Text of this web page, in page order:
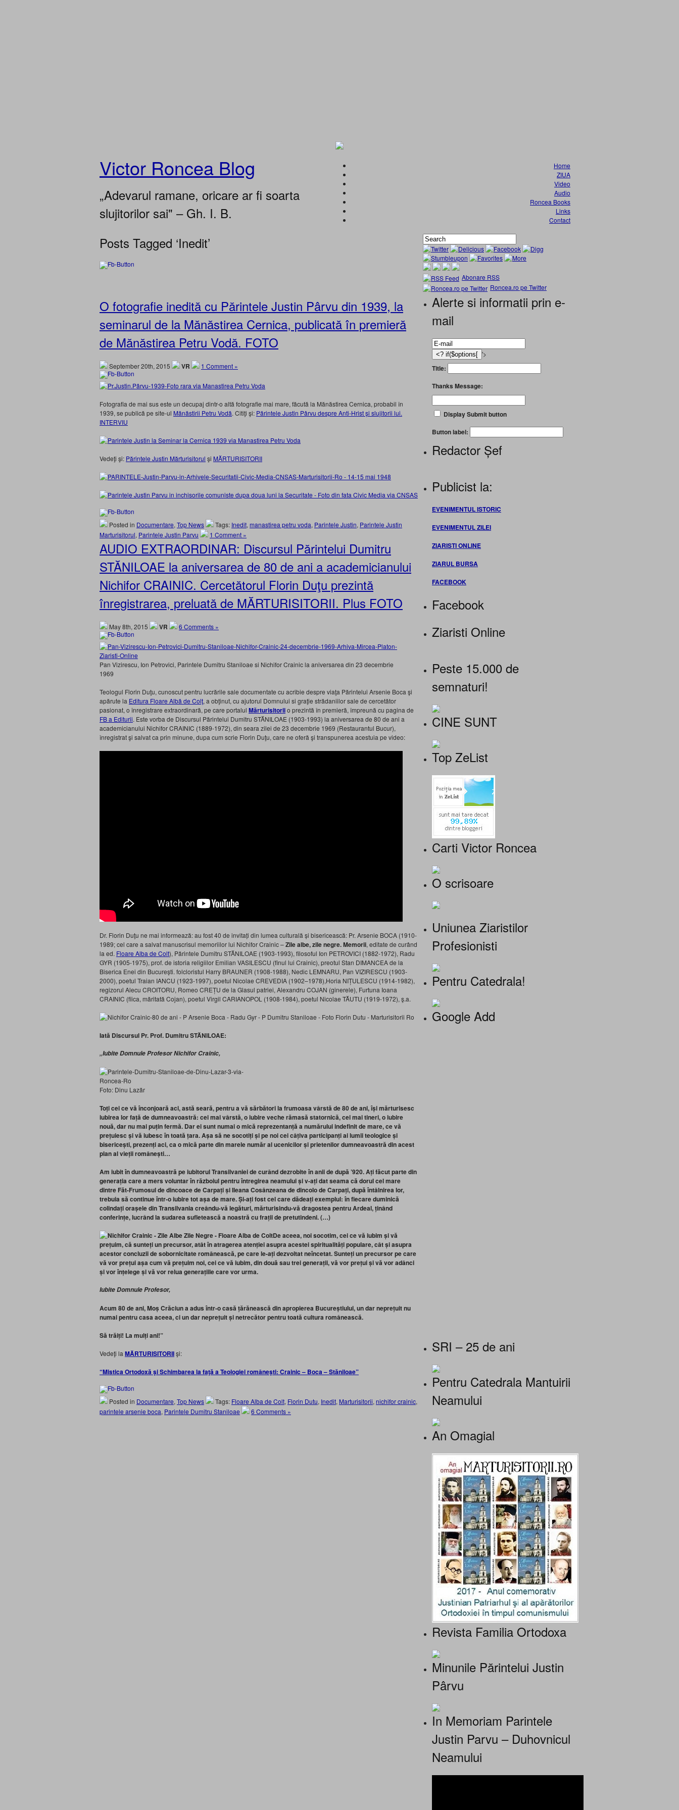
Victor Roncea Blog
„Adevarul ramane, oricare ar fi soarta
slujitorilor sai" – Gh. I. B.
Home
ZIUA
Video
Audio
Roncea Books
Links
Contact
Posts Tagged ‘Inedit’
O fotografie inedită cu Părintele Justin Pârvu din 1939, la
seminarul de la Mănăstirea Cernica, publicată în premieră
de Mănăstirea Petru Vodă. FOTO
September 20th, 2015 VR 1 Comment »
Fotografia de mai sus este un decupaj dintr-o altă fotografie mai mare, făcută la Mănăstirea Cernica, probabil în
1939, se publică pe site-ul Mănăstirii Petru Vodă. Citiţi şi: Părintele Justin Pârvu despre Anti-Hrist şi slujitorii lui.
INTERVIU
Vedeţi şi: Părintele Justin Mărturisitorul şi MĂRTURISITORII
Posted in Documentare, Top News Tags: Inedit, manastirea petru voda, Parintele Justin, Parintele Justin
Marturisitorul, Parintele Justin Parvu 1 Comment »
AUDIO EXTRAORDINAR: Discursul Părintelui Dumitru
STĂNILOAE la aniversarea de 80 de ani a academicianului
Nichifor CRAINIC. Cercetătorul Florin Duţu prezintă
înregistrarea, preluată de MĂRTURISITORII. Plus FOTO
May 8th, 2015 VR 6 Comments »
Pan Vizirescu, Ion Petrovici, Parintele Dumitru Staniloae si Nichifor Crainic la aniversarea din 23 decembrie
1969
Teologul Florin Duţu, cunoscut pentru lucrările sale documentate cu acribie despre viaţa Părintelui Arsenie Boca şi
apărute la Editura Floare Albă de Colţ, a obţinut, cu ajutorul Domnului si graţie strădaniilor sale de cercetător
pasionat, o înregistrare extraordinară, pe care portalul Mărturisitoriio prezintă în premieră, împreună cu pagina de
FB a Editurii. Este vorba de Discursul Părintelui Dumitru STĂNILOAE (1903-1993) la aniversarea de 80 de ani a
academicianului Nichifor CRAINIC (1889-1972), din seara zilei de 23 decembrie 1969 (Restaurantul Bucur),
înregistrat şi salvat ca prin minune, dupa cum scrie Florin Duţu, care ne oferă şi transpunerea acestuia pe video:
Dr. Florin Duţu ne mai informează: au fost 40 de invitați din lumea culturală și bisericească: Pr. Arsenie BOCA (1910-
1989; cel care a salvat manuscrisul memoriilor lui Nichifor Crainic –Zile albe, zile negre. Memorii, editate de curând
la ed. Floare Alba de Colt), Părintele Dumitru STĂNILOAE (1903-1993), filosoful Ion PETROVICI (1882-1972), Radu
GYR (1905-1975), prof. de istoria religiilor Emilian VASILESCU (finul lui Crainic), preotul Stan DIMANCEA de la
Biserica Enei din București. folcloristul Harry BRAUNER (1908-1988), Nedic LEMNARU, Pan VIZIRESCU (1903-
2000), poetul Traian IANCU (1923-1997), poetul Nicolae CREVEDIA (1902–1978),Horia NIȚULESCU (1914-1982),
regizorul Alecu CROITORU, Romeo CREȚU de la Glasul patriei, Alexandru COJAN (ginerele), Furtuna Ioana
CRAINIC (fiica, măritată Cojan), poetul Virgil CARIANOPOL (1908-1984), poetul Nicolae TĂUTU (1919-1972), ş.a.
Iată Discursul Pr. Prof. Dumitru STĂNILOAE:
„Iubite Domnule Profesor Nichifor Crainic,
Foto: Dinu Lazăr
Toți cei ce vă înconjoară aci, astă seară, pentru a vă sărbători la frumoasa vârstă de 80 de ani, își mărturisesc
iubirea lor față de dumneavoastră: cei mai vârstă, o iubire veche rămasă statornică, cei mai tineri, o iubire
nouă, dar nu mai puțin fermă. Dar ei sunt numai o mică reprezentanță a numărului indefinit de mare, ce vă
prețuiesc și vă iubesc în toată țara. Așa să ne socotiți și pe noi cei câțiva participanți ai lumii teologice și
bisericești, prezenți aci, ca o mică parte din marele număr al ucenicilor și prietenilor dumneavoastră din acest
plan al vieții românești…
Am iubit în dumneavoastră pe iubitorul Transilvaniei de curând dezrobite în anii de după ’920. Ați făcut parte din
generația care a mers voluntar în războiul pentru întregirea neamului și v-ați dat seama că dorul cel mare
dintre Făt-Frumosul de dincoace de Carpați și Ileana Cosânzeana de dincolo de Carpați, după întâlnirea lor,
trebuia să continue într-o iubire tot așa de mare. Și-ați fost cel care dădeați exemplul: în fiecare duminică
colindați orașele din Transilvania creându-vă legături, mărturisindu-vă dragostea pentru Ardeal, ținând
conferințe, lucrând la sudarea sufletească a noastră cu frații de pretutindeni. (…)
De aceea, noi socotim, cei ce vă iubim și vă
prețuim, că sunteți un precursor, atât în atragerea atenției asupra acestei spiritualități populare, cât și asupra
acestor concluzii de sobornicitate românească, pe care le-ați dezvoltat neîncetat. Sunteți un precursor pe care
vă vor prețui așa cum vă prețuim noi, cei ce vă iubim, din două sau trei generații, vă vor prețui și vă vor adânci
și vor înțelege și vă vor relua generațiile care vor urma.
Iubite Domnule Profesor,
Acum 80 de ani, Moș Crăciun a adus într-o casă țărănească din apropierea Bucureștiului, un dar neprețuit nu
numai pentru casa aceea, ci un dar neprețuit și netrecător pentru toată cultura românească.
Să trăiți! La mulți ani!”
Vedeţi la MĂRTURISITORIIşi:
“Mistica Ortodoxă şi Schimbarea la faţă a Teologiei româneşti: Crainic – Boca – Stăniloae”
Posted in Documentare, Top News Tags: Floare Alba de Colt, Florin Dutu, Inedit, Marturisitorii, nichifor crainic,
parintele arsenie boca, Parintele Dumitru Staniloae 6 Comments »
Abonare RSS
Roncea.ro pe Twitter
Alerte si informatii prin e-
mail
'>
Title:
Thanks Message:
Display Submit button
Button label:
Redactor Șef
Publicist la:
EVENIMENTUL ISTORIC
EVENIMENTUL ZILEI
ZIARISTI ONLINE
ZIARUL BURSA
FACEBOOK
Facebook
Ziaristi Online
Peste 15.000 de
semnaturi!
CINE SUNT
Top ZeList
Carti Victor Roncea
O scrisoare
Uniunea Ziaristilor
Profesionisti
Pentru Catedrala!
Google Add
SRI – 25 de ani
Pentru Catedrala Mantuirii
Neamului
An Omagial
Revista Familia Ortodoxa
Minunile Părintelui Justin
Pârvu
In Memoriam Parintele
Justin Parvu – Duhovnicul
Neamului